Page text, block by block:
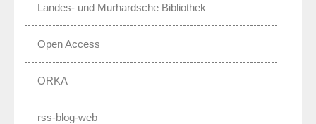
Landes- und Murhardsche Bibliothek
Open Access
ORKA
rss-blog-web